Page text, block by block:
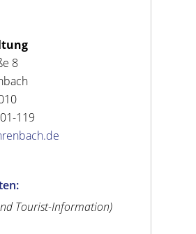
8
119
Tourist-Information)